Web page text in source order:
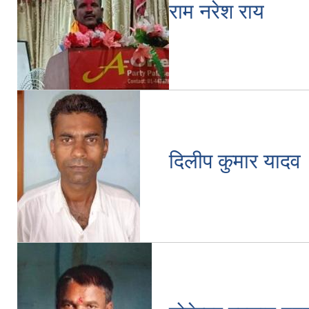
राम नरेश राय
दिलीप कुमार यादव